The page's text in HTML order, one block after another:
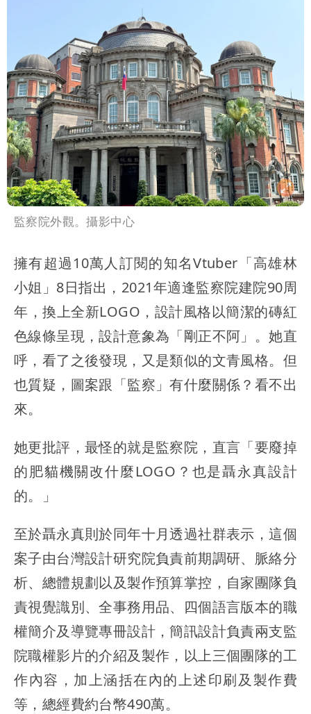
監察院外觀。攝影中心
擁有超過10萬人訂閱的知名Vtuber「高雄林
小姐」8日指出，2021年適逢監察院建院90周
年，換上全新LOGO，設計風格以簡潔的磚紅
色線條呈現，設計意象為「剛正不阿」。她直
呼，看了之後發現，又是類似的文青風格。但
也質疑，圖案跟「監察」有什麼關係？看不出
來。
她更批評，最怪的就是監察院，直言「要廢掉
的肥貓機關改什麼LOGO？也是聶永真設計
的。」
至於聶永真則於同年十月透過社群表示，這個
案子由台灣設計研究院負責前期調研、脈絡分
析、總體規劃以及製作預算掌控，自家團隊負
責視覺識別、全事務用品、四個語言版本的職
權簡介及導覽專冊設計，簡訊設計負責兩支監
院職權影片的介紹及製作，以上三個團隊的工
作內容，加上涵括在內的上述印刷及製作費
等，總經費約台幣490萬。